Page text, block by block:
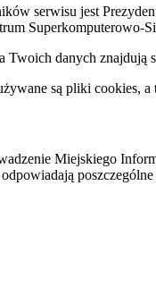
serwisu jest
Superkomputerowo-
Twoich danych znajdują
są pliki cookies,
Miejskiego